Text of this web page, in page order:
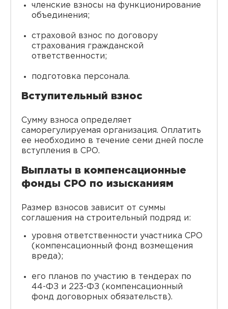
членские взносы на функционирование
объединения;
страховой взнос по договору
страхования гражданской
ответственности;
подготовка персонала.
Вступительный взнос
Сумму взноса определяет
саморегулируемая организация. Оплатить
ее необходимо в течение семи дней после
вступления в СРО.
Выплаты в компенсационные
фонды СРО по изысканиям
Размер взносов зависит от суммы
соглашения на строительный подряд и:
уровня ответственности участника СРО
(компенсационный фонд возмещения
вреда);
его планов по участию в тендерах по
44-ФЗ и 223-ФЗ (компенсационный
фонд договорных обязательств).